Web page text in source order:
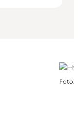
Foto: